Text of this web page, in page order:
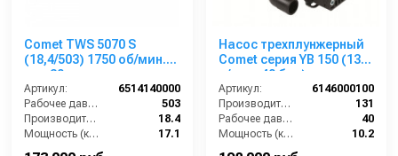
Comet TWS 5070 S
(18,4/503) 1750 об/мин.
вал 30мм
Артикул:
6514140000
Рабочее давление (бар):
503
Производительность (л/мин):
18.4
Мощность (кВт):
17.1
Насос трехплунжерный
Comet серия YB 150 (131
л/мин; 40 бар)
Артикул:
6146000100
Производительность (л/мин):
131
Рабочее давление (бар):
40
Мощность (кВт):
10.2